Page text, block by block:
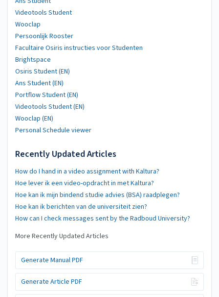
Videotools Student
Wooclap
Persoonlijk Rooster
Facultaire Osiris instructies voor Studenten
Brightspace
Osiris Student (EN)
Ans Student (EN)
Portflow Student (EN)
Videotools Student (EN)
Wooclap (EN)
Personal Schedule viewer
Recently Updated Articles
How do I hand in a video assignment with Kaltura?
Hoe lever ik een video-opdracht in met Kaltura?
Hoe kan ik mijn bindend studie advies (BSA) raadplegen?
Hoe kan ik berichten van de universiteit zien?
How can I check messages sent by the Radboud University?
More Recently Updated Articles
Generate Manual PDF
Generate Article PDF